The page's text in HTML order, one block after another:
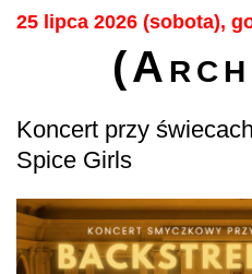
25 lipca 2026 (sobota),
Koncert przy
Spice Girls